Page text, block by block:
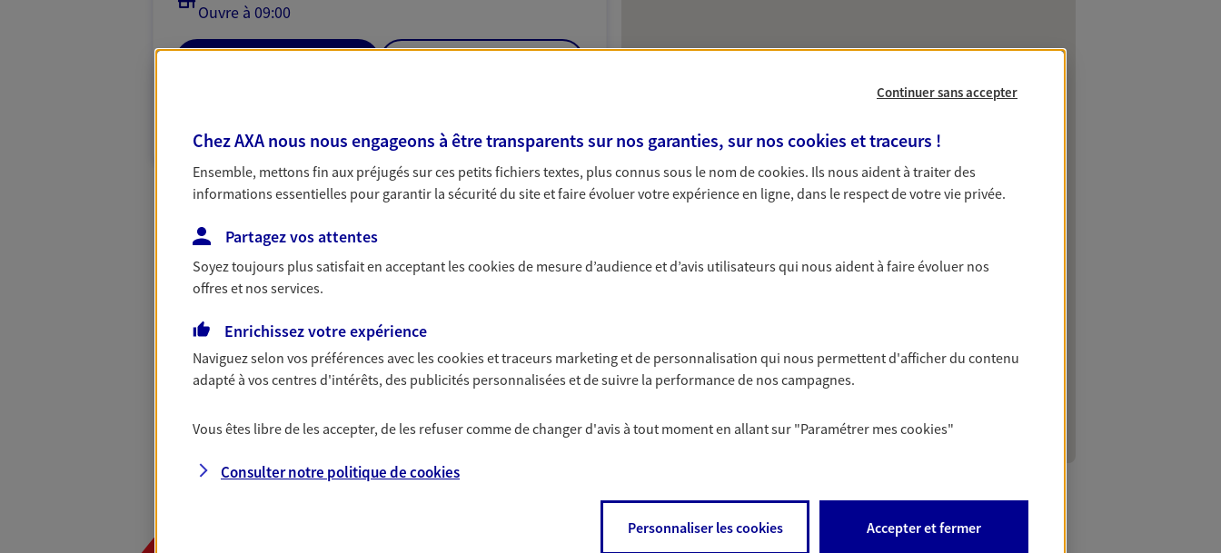
Ouvre à 09:00
N° Orias * (orias.fr) : 10057944
Continuer sans accepter
Chez AXA nous nous engageons à être transparents sur nos garanties, sur nos cookies et traceurs !
Ensemble, mettons fin aux préjugés sur ces petits fichiers textes, plus connus sous le nom decookies. Ils nous aident à traiter des
informations essentielles pour garantir la sécurité du site et faire évoluer votre expérience en ligne, dans le respect de votre vie privée.
Partagez vos attentes
Soyez toujours plus satisfait en acceptant lescookiesde mesure d’audience et d’avis utilisateurs qui nous aident à faire évoluer nos
offres et nos services.
Enrichissez votre expérience
Naviguez selon vos préférences avec lescookies et traceurs marketing et de personnalisation qui nous permettent d'afficher du contenu
adapté à vos centres d'intérêts, des publicités personnalisées et de suivre la performance de nos campagnes.
Vous êtes libre de les accepter, de les refuser comme de changer d'avis à tout moment en allant sur "Paramétrer mescookies"
Consulter notre politique decookies
Personnaliser les cookies Accepter et fermer